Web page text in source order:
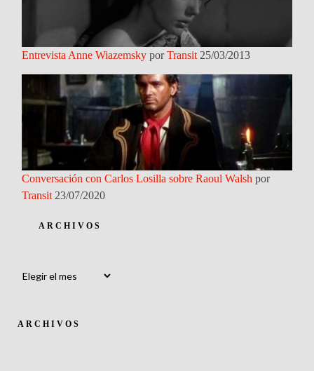
Entrevista Anne Wiazemsky porTransit 25/03/2013
Conversación con Carlos Losilla sobre Raoul Walsh por
Transit 23/07/2020
ARCHIVOS
ARCHIVOS